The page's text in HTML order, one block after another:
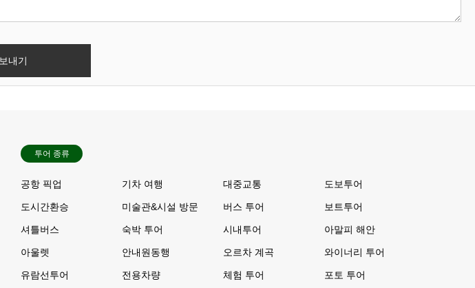
투어 종류
공항 픽업 기차 여행 대중교통 도보투어
도시간환승 미술관&시설 방문 버스 투어 보트투어
셔틀버스 숙박 투어 시내투어 아말피 해안
아울렛 안내원동행 오르차 계곡 와이너리 투어
유람선투어 전용차량 체험 투어 포토 투어